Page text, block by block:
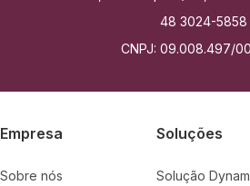
48 3024-5858
CNPJ: 09.008.497/
Empresa
Sobre nós
Soluções
Solução